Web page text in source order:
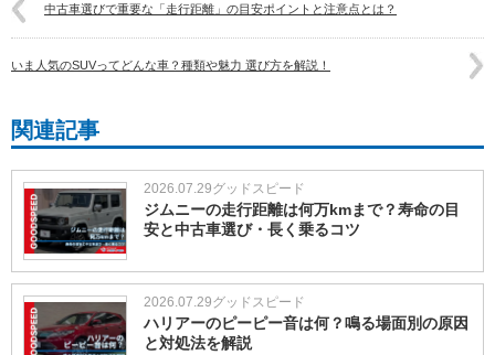
中古車選びで重要な「走行距離」の目安ポイントと注意点とは？
いま人気のSUVってどんな車？種類や魅力 選び方を解説！
関連記事
2026.07.29グッドスピード
ジムニーの走行距離は何万kmまで？寿命の目
安と中古車選び・長く乗るコツ
2026.07.29グッドスピード
ハリアーのピーピー音は何？鳴る場面別の原因
と対処法を解説